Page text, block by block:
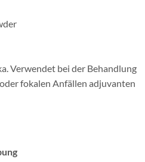
Verwendet bei der Behandlung
fokalen Anfällen adjuvanten